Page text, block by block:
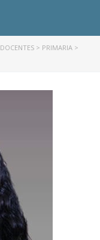
DOCENTES > PRIMARIA >